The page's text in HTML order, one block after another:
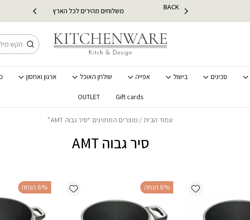
עד 30% הנחה על כל קטגוריית BACK TO SCHOOL
משלוחים מהירים לכל הארץ
חיפוש
סכינים בישול אפייה שולחן האוכל ארגון ואחסון
Gift cards
OUTLET
עמוד הבית/ מוצרים המתויגים “סיר גבוה AMT”
סיר גבוה AMT
Add wishlist
Add wishlist ‫6% הנחה ‫6% הנחה